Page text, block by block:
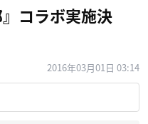
コラボ実施決
2016年03月01日 03:14